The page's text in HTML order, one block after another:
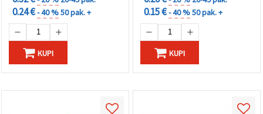
0.24 €- 40 %50 pak. +
KUPI
0.15 €- 40 %50 pak. +
KUPI